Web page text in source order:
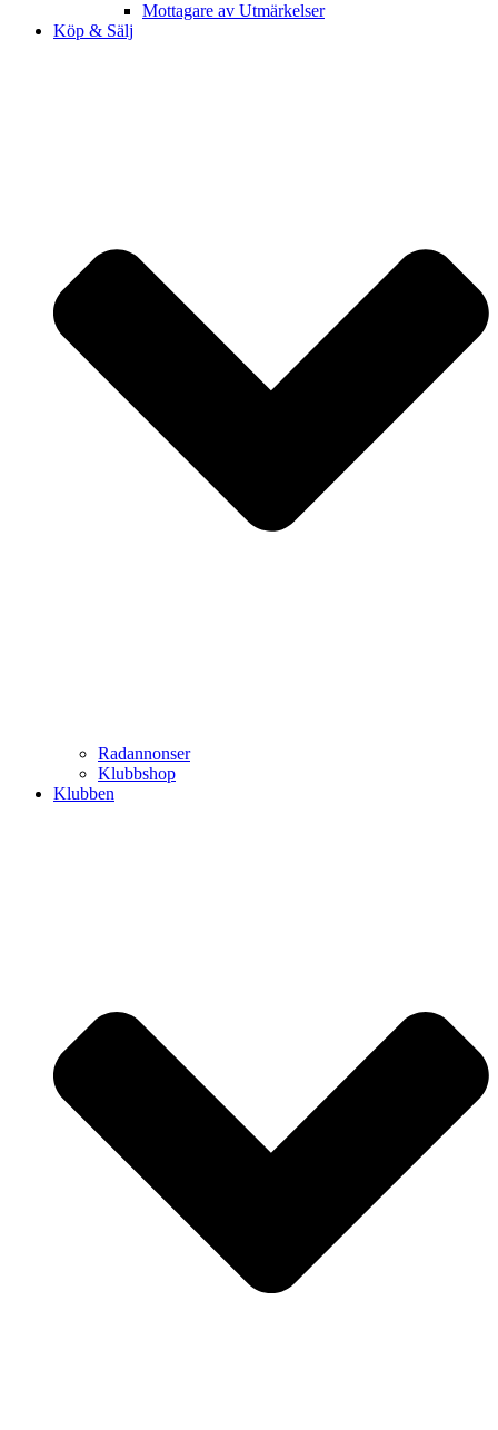
Mottagare av Utmärkelser
Köp & Sälj
Radannonser
Klubbshop
Klubben